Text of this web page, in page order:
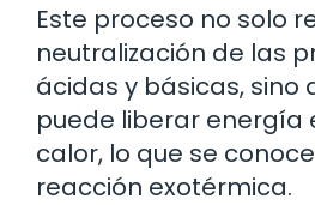
Este proceso no solo
neutralización de las
ácidas y básicas, sino
puede liberar energía
calor, lo que se
reacción exotérmica.